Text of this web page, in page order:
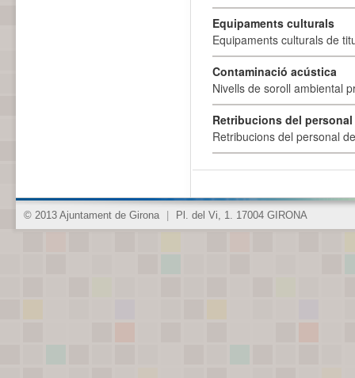
Equipaments culturals
Equipaments culturals de
Contaminació acústica
Nivells de soroll ambiental
Retribucions del
Retribucions del personal
© 2013 Ajuntament de Girona Pl. del Vi, 1. 17004 GIRONA